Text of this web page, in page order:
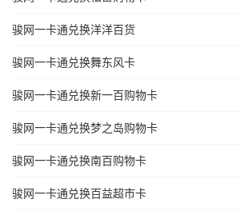
骏网一卡通兑换洋洋百货
骏网一卡通兑换舞东风卡
骏网一卡通兑换新一百购物卡
骏网一卡通兑换梦之岛购物卡
骏网一卡通兑换南百购物卡
骏网一卡通兑换百益超市卡